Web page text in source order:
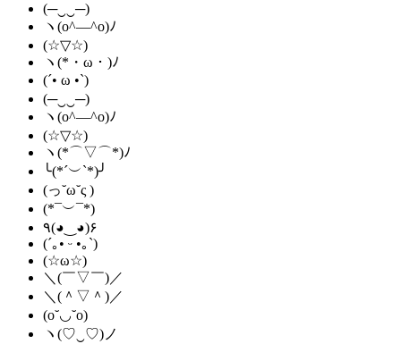
(─‿‿─)
ヽ(o^―^o)ﾉ
(☆▽☆)
ヽ(*・ω・)ﾉ
(´• ω •`)
(─‿‿─)
ヽ(o^―^o)ﾉ
(☆▽☆)
ヽ(*⌒▽⌒*)ﾉ
╰(*´︶`*)╯
(っ˘ω˘ς )
(*¯︶¯*)
٩(◕‿◕)۶
(´｡• ᵕ •｡`)
(☆ω☆)
＼(￣▽￣)／
＼(＾▽＾)／
(o˘◡˘o)
ヽ(♡‿♡)ノ